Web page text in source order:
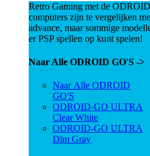
Retro Gaming met de
computers zijn te vergelijken
advance, maar sommige
er PSP spellen op kunt spelen!
Naar Alle ODROID GO'S ->
Naar Alle ODROID
GO'S
ODROID-GO ULTRA
Clear White
ODROID-GO ULTRA
Dim Gray